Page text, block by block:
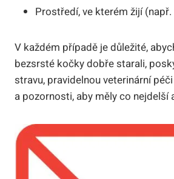
Prostředí, ve kterém žijí
V každém případě je důležité,
bezsrsté kočky dobře starali,
stravu, pravidelnou veterinární
a pozornosti, aby měly co nejdelší